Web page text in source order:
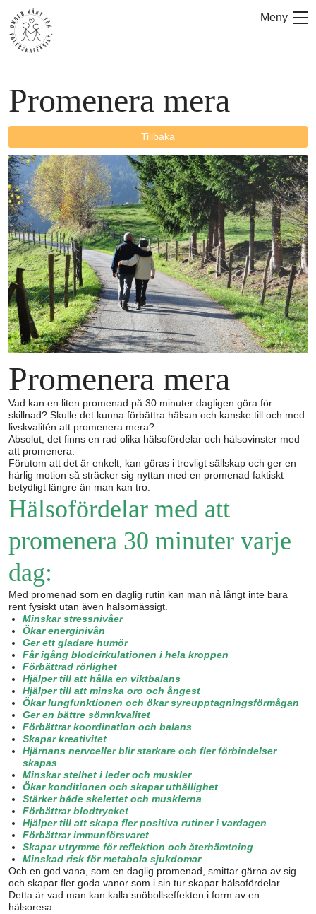
innehåll
Meny
Promenera mera
Tillbaka
Promenera mera
Vad kan en liten promenad på 30 minuter dagligen göra för
skillnad? Skulle det kunna förbättra hälsan och kanske till och med
livskvalitén att promenera mera?
Absolut, det finns en rad olika hälsofördelar och hälsovinster med
att promenera.
Förutom att det är enkelt, kan göras i trevligt sällskap och ger en
härlig motion så sträcker sig nyttan med en promenad faktiskt
betydligt längre än man kan tro.
Hälsofördelar med att
promenera 30 minuter varje
dag:
Med promenad som en daglig rutin kan man nå långt inte bara
rent fysiskt utan även hälsomässigt.
Minskar stressnivåer
Ökar energinivån
Ger ett gladare humör
Får igång blodcirkulationen i hela kroppen
Förbättrad rörlighet
Hjälper till att hålla en viktbalans
Hjälper till att minska oro och ångest
Ökar lungfunktionen och ökar syreupptagningsförmågan
Ger en bättre sömnkvalitet
Förbättrar koordination och balans
Skapar kreativitet
Hjärnans nervceller blir starkare och fler förbindelser
skapas
Minskar stelhet i leder och muskler
Ökar konditionen och skapar uthållighet
Stärker både skelettet och musklerna
Förbättrar blodtrycket
Hjälper till att skapa fler positiva rutiner i vardagen
Förbättrar immunförsvaret
Skapar utrymme för reflektion och återhämtning
Minskad risk för metabola sjukdomar
Och en god vana, som en daglig promenad, smittar gärna av sig
och skapar fler goda vanor som i sin tur skapar hälsofördelar.
Detta är vad man kan kalla snöbollseffekten i form av en
hälsoresa.